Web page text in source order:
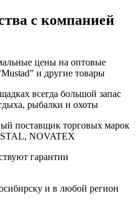
с компанией
цены на оптовые
и другие товары
всегда большой запас
рыбалки и охоты
поставщик торговых марок
NOVATEX
гарантии
и в любой регион